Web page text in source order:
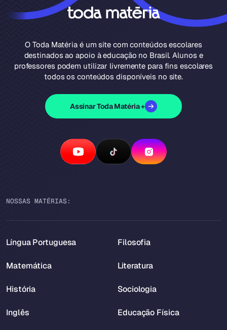
O Toda Matéria é um site com conteúdos escolares
destinados ao apoio à educação no Brasil. Alunos e
professores podem utilizar livremente para fins escolares
todos os conteúdos disponíveis no site.
Assinar Toda Matéria +
NOSSAS MATÉRIAS:
Língua Portuguesa
Matemática
História
Inglês
Filosofia
Literatura
Sociologia
Educação Física